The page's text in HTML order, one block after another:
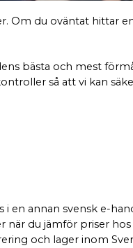
Om du oväntat hittar
bästa och mest
så att vi kan
en annan svensk e-
du jämför priser
och lager inom